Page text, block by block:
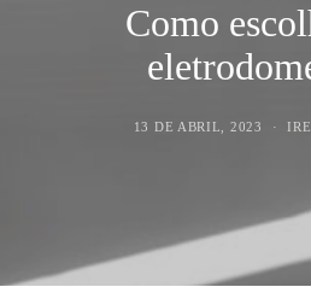
Como
13 DE ABRIL, 2023